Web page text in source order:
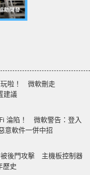
玩啦！ 微軟刪走
建議
淪陷！ 微軟警告：登入
意軟件一併中招
後門攻擊 主機板控制器
歷史